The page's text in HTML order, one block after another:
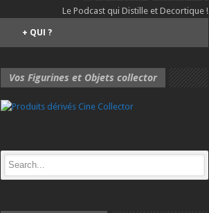
Le Podcast qui Distille et Decortique !
QUI ?
+
Vos Figurines et Objets collector